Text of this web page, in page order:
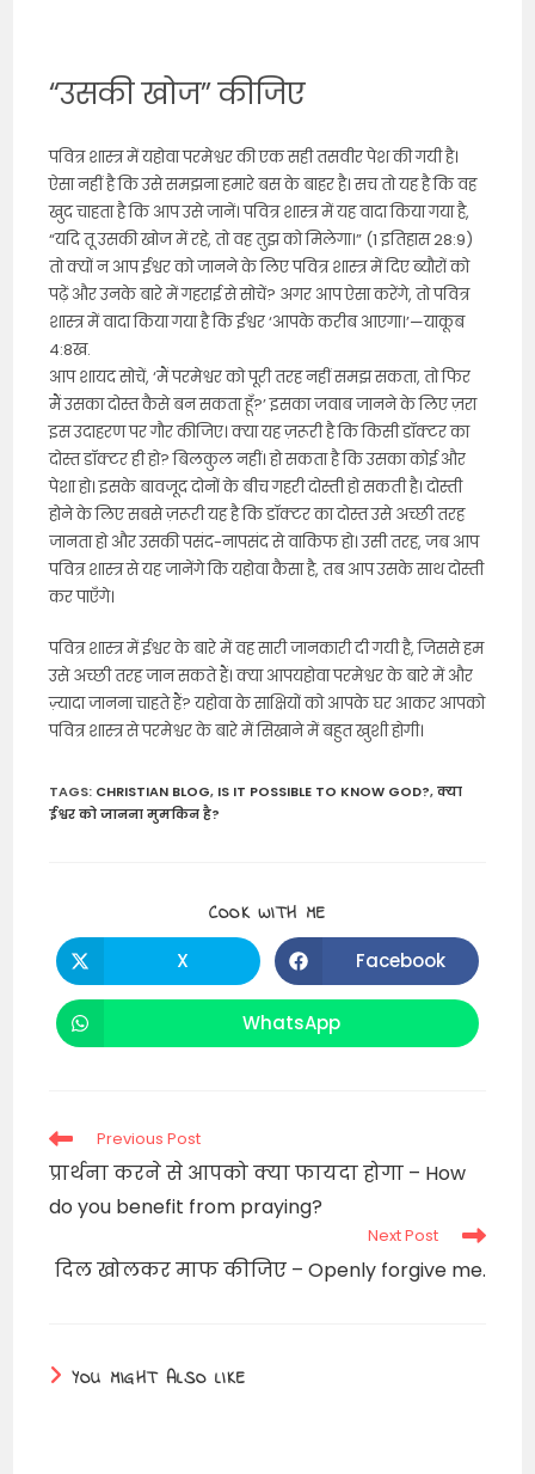
“उसकी खोज” कीजिए
पवित्र शास्त्र में यहोवा परमेश्वर की एक सही तसवीर पेश की गयी है।
ऐसा नहीं है कि उसे समझना हमारे बस के बाहर है। सच तो यह है कि वह
खुद चाहता है कि आप उसे जानें। पवित्र शास्त्र में यह वादा किया गया है,
“यदि तू उसकी खोज में रहे, तो वह तुझ को मिलेगा।” (1 इतिहास 28:9)
तो क्यों न आप ईश्वर को जानने के लिए पवित्र शास्त्र में दिए ब्यौरों को
पढ़ें और उनके बारे में गहराई से सोचें? अगर आप ऐसा करेंगे, तो पवित्र
शास्त्र में वादा किया गया है कि ईश्वर ‘आपके करीब आएगा।’—याकूब
4:8ख.
आप शायद सोचें, ‘मैं परमेश्वर को पूरी तरह नहीं समझ सकता, तो फिर
मैं उसका दोस्त कैसे बन सकता हूँ?’ इसका जवाब जानने के लिए ज़रा
इस उदाहरण पर गौर कीजिए। क्या यह ज़रूरी है कि किसी डॉक्टर का
दोस्त डॉक्टर ही हो? बिलकुल नहीं। हो सकता है कि उसका कोई और
पेशा हो। इसके बावजूद दोनों के बीच गहरी दोस्ती हो सकती है। दोस्ती
होने के लिए सबसे ज़रूरी यह है कि डॉक्टर का दोस्त उसे अच्छी तरह
जानता हो और उसकी पसंद-नापसंद से वाकिफ हो। उसी तरह, जब आप
पवित्र शास्त्र से यह जानेंगे कि यहोवा कैसा है, तब आप उसके साथ दोस्ती
कर पाएँगे।
पवित्र शास्त्र में ईश्वर के बारे में वह सारी जानकारी दी गयी है, जिससे हम
उसे अच्छी तरह जान सकते हैं। क्या आपयहोवा परमेश्वर के बारे में और
ज़्यादा जानना चाहते हैं? यहोवा के साक्षियों को आपके घर आकर आपको
पवित्र शास्त्र से परमेश्वर के बारे में सिखाने में बहुत खुशी होगी।
TAGS: CHRISTIAN BLOG, IS IT POSSIBLE TO KNOW GOD?, क्या
ईश्वर को जानना मुमकिन है?
COOK WITH ME
CONTENT
Opens
in
a
X Opens
in
a
Facebook
Opens
in
WhatsApp
Read
more
articles
Previous Post
प्रार्थना करने से आपको क्या फायदा होगा – How
do you benefit from praying?
Next Post
दिल खोलकर माफ कीजिए – Openly forgive me.
YOU MIGHT ALSO LIKE